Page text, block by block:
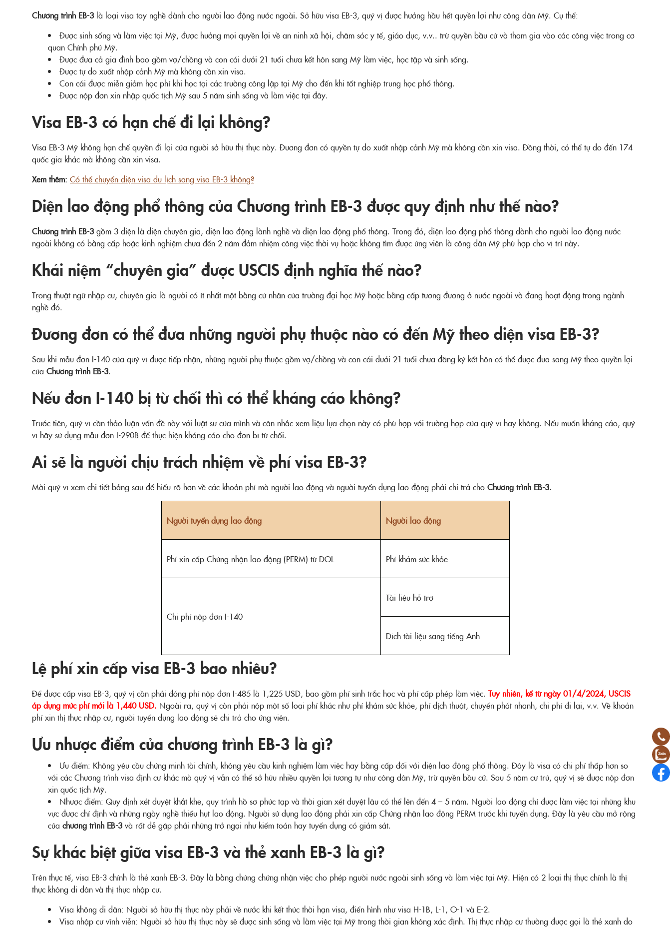
Chương trình EB-3 là loại visa tay nghề dành cho người lao động nước ngoài. Sở hữu visa EB-3, quý vị được hưởng hầu hết quyền lợi như công dân Mỹ. Cụ thể:
Được sinh sống và làm việc tại Mỹ, được hưởng mọi quyền lợi về an ninh xã hội, chăm sóc y tế, giáo dục, v.v.. trừ quyền bầu cử và tham gia vào các công việc trong cơ
quan Chính phủ Mỹ.
Được đưa cả gia đình bao gồm vợ/chồng và con cái dưới 21 tuổi chưa kết hôn sang Mỹ làm việc, học tập và sinh sống.
Được tự do xuất nhập cảnh Mỹ mà không cần xin visa.
Con cái được miễn giảm học phí khi học tại các trường công lập tại Mỹ cho đến khi tốt nghiệp trung học phổ thông.
Được nộp đơn xin nhập quốc tịch Mỹ sau 5 năm sinh sống và làm việc tại đây.
Visa EB-3 có hạn chế đi lại không?
Visa EB-3 Mỹ không hạn chế quyền đi lại của người sở hữu thị thực này. Đương đơn có quyền tự do xuất nhập cảnh Mỹ mà không cần xin visa. Đồng thời, có thể tự do đến 174
quốc gia khác mà không cần xin visa.
Xem thêm: Có thể chuyển diện visa du lịch sang visa EB-3 không?
Diện lao động phổ thông của Chương trình EB-3 được quy định như thế nào?
Chương trình EB-3 gồm 3 diện là diện chuyên gia, diện lao động lành nghề và diện lao động phổ thông. Trong đó, diện lao động phổ thông dành cho người lao động nước
ngoài không có bằng cấp hoặc kinh nghiệm chưa đến 2 năm đảm nhiệm công việc thời vụ hoặc không tìm được ứng viên là công dân Mỹ phù hợp cho vị trí này.
Khái niệm “chuyên gia” được USCIS định nghĩa thế nào?
Trong thuật ngữ nhập cư, chuyên gia là người có ít nhất một bằng cử nhân của trường đại học Mỹ hoặc bằng cấp tương đương ở nước ngoài và đang hoạt động trong ngành
nghề đó.
Đương đơn có thể đưa những người phụ thuộc nào có đến Mỹ theo diện visa EB-3?
Sau khi mẫu đơn I-140 của quý vị được tiếp nhận, những người phụ thuộc gồm vợ/chồng và con cái dưới 21 tuổi chưa đăng ký kết hôn có thể được đưa sang Mỹ theo quyền lợi
của Chương trình EB-3.
Nếu đơn I-140 bị từ chối thì có thể kháng cáo không?
Trước tiên, quý vị cần thảo luận vấn đề này với luật sư của mình và cân nhắc xem liệu lựa chọn này có phù hợp với trường hợp của quý vị hay không. Nếu muốn kháng cáo, quý
vị hãy sử dụng mẫu đơn I-290B để thực hiện kháng cáo cho đơn bị từ chối.
Ai sẽ là người chịu trách nhiệm về phí visa EB-3?
Mời quý vị xem chi tiết bảng sau để hiểu rõ hơn về các khoản phí mà người lao động và người tuyển dụng lao động phải chi trả cho Chương trình EB-3.
Người tuyển dụng lao động Người lao động
Phí xin cấp Chứng nhận lao động (PERM) từ DOL Phí khám sức khỏe
Chi phí nộp đơn I-140
Tài liệu hỗ trợ
Dịch tài liệu sang tiếng Anh
Lệ phí xin cấp visa EB-3 bao nhiêu?
Để được cấp visa EB-3, quý vị cần phải đóng phí nộp đơn I-485 là 1,225 USD, bao gồm phí sinh trắc học và phí cấp phép làm việc. Tuy nhiên, kể từ ngày 01/4/2024, USCIS
áp dụng mức phí mới là 1,440 USD. Ngoài ra, quý vị còn phải nộp một số loại phí khác như phí khám sức khỏe, phí dịch thuật, chuyển phát nhanh, chi phí đi lại, v.v. Về khoản
phí xin thị thực nhập cư, người tuyển dụng lao động sẽ chi trả cho ứng viên.
Ưu nhược điểm của chương trình EB-3 là gì?
Ưu điểm: Không yêu cầu chứng minh tài chính, không yêu cầu kinh nghiệm làm việc hay bằng cấp đối với diện lao động phổ thông. Đây là visa có chi phí thấp hơn so
với các Chương trình visa định cư khác mà quý vị vẫn có thể sở hữu nhiều quyền lợi tương tự như công dân Mỹ, trừ quyền bầu cử. Sau 5 năm cư trú, quý vị sẽ được nộp đơn
xin quốc tịch Mỹ.
Nhược điểm: Quy định xét duyệt khắt khe, quy trình hồ sơ phức tạp và thời gian xét duyệt lâu có thể lên đến 4 – 5 năm. Người lao động chỉ được làm việc tại những khu
vực được chỉ định và những ngày nghề thiếu hụt lao động. Người sử dụng lao động phải xin cấp Chứng nhận lao động PERM trước khi tuyển dụng. Đây là yêu cầu mở rộng
của chương trình EB-3 và rất dễ gặp phải những trở ngại như kiểm toán hay tuyển dụng có giám sát.
Sự khác biệt giữa visa EB-3 và thẻ xanh EB-3 là gì?
Trên thực tế, visa EB-3 chính là thẻ xanh EB-3. Đây là bằng chứng chứng nhận việc cho phép người nước ngoài sinh sống và làm việc tại Mỹ. Hiện có 2 loại thị thực chính là thị
thực không di dân và thị thực nhập cư.
Visa không di dân: Người sở hữu thị thực này phải về nước khi kết thúc thời hạn visa, điển hình như visa H-1B, L-1, O-1 và E-2.
Visa nhập cư vĩnh viễn: Người sở hữu thị thực này sẽ được sinh sống và làm việc tại Mỹ trong thời gian không xác định. Thị thực nhập cư thường được gọi là thẻ xanh do